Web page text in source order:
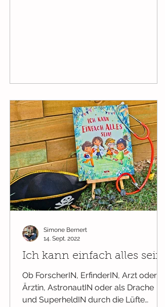
Ich kann einfach alles sein!
Ob ForscherIN, ErfinderIN, Arzt oder
Ärztin, AstronautIN oder als Drache
und SuperheldIN durch die Lüfte
Simone Bernert
14. Sept. 2022